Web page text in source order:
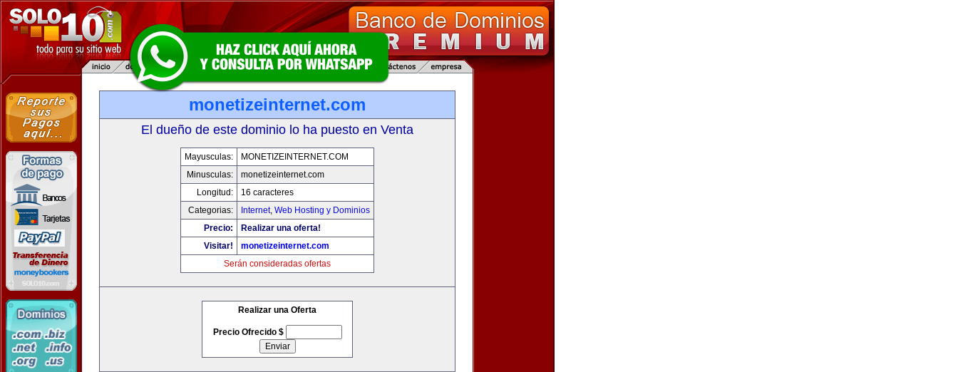
monetizeinternet.com
El dueño de este dominio lo ha puesto en Venta
Mayusculas:
MONETIZEINTERNET.COM
Minusculas:
monetizeinternet.com
Longitud:
16 caracteres
Categorias:
Internet, Web Hosting y Dominios
Precio:
Realizar una oferta!
Visitar!
monetizeinternet.com
Serán consideradas ofertas
Realizar una Oferta
Precio Ofrecido $